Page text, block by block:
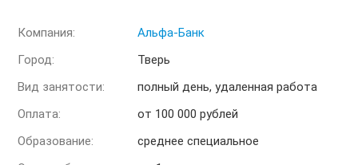
Компания:
Альфа-Банк
Город:
Тверь
Вид занятости:
полный день, удаленная работа
Оплата:
от 100 000 рублей
Образование:
среднее специальное